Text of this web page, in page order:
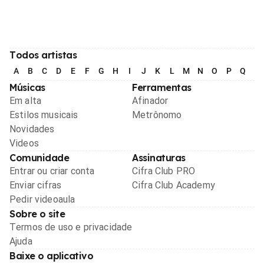
Todos artistas
A B C D E F G H I J K L M N O P Q
Músicas
Em alta
Estilos musicais
Novidades
Videos
Ferramentas
Afinador
Metrônomo
Comunidade
Entrar ou criar conta
Enviar cifras
Pedir videoaula
Assinaturas
Cifra Club PRO
Cifra Club Academy
Sobre o site
Termos de uso e privacidade
Ajuda
Baixe o aplicativo